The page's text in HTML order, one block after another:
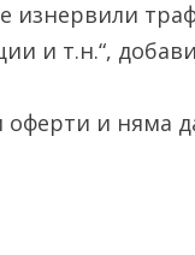
изнервили
и т.н.“,
и няма